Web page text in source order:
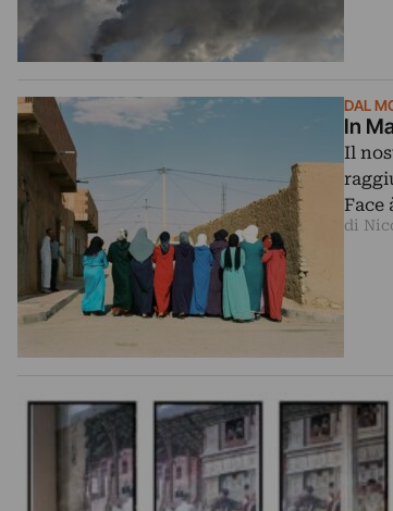
DAL
In
Il
Face
di